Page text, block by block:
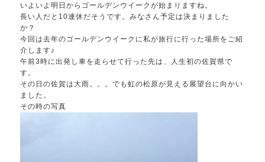
いよいよ明日からゴールデンウイークが始まりますね。
長い人だと10連休だそうです。みなさん予定は決まりました
か？
今回は去年のゴールデンウイークに私が旅行に行った場所をご紹
介します♪
午前3時に出発し車を走らせて行った先は、人生初の佐賀県で
す。
その日の佐賀は大雨。。。でも虹の松原が見える展望台に向かい
ました。
その時の写真